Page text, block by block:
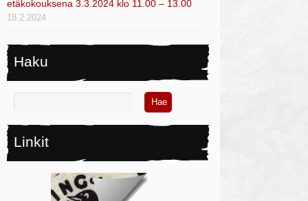
etäkokouksena 3.3.2024 klo 11.00 – 13.00
18.2.2024
Haku
Linkit